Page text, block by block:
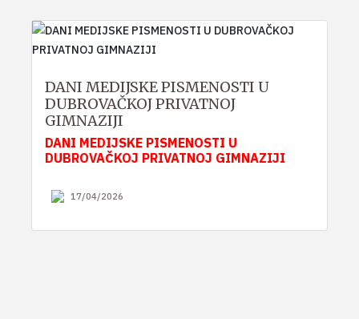
DANI MEDIJSKE PISMENOSTI U
DUBROVAČKOJ PRIVATNOJ
GIMNAZIJI
DANI MEDIJSKE PISMENOSTI U
DUBROVAČKOJ PRIVATNOJ GIMNAZIJI
17/04/2026